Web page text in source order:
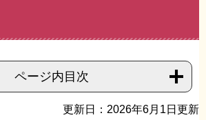
ページ内目次
更新日：2026年6月1日更新